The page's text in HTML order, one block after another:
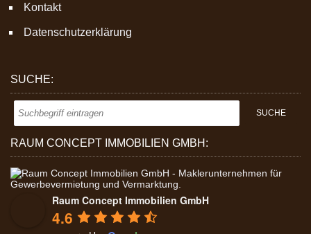
Kontakt
Datenschutzerklärung
SUCHE:
RAUM CONCEPT IMMOBILIEN GMBH:
Raum Concept Immobilien GmbH
4.6